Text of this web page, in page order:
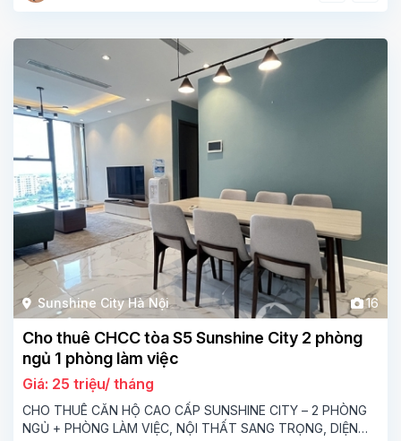
Sunshine City Hà Nội 16
Cho thuê CHCC tòa S5 Sunshine City 2 phòng
ngủ 1 phòng làm việc
Giá: 25 triệu/ tháng
CHO THUÊ CĂN HỘ CAO CẤP SUNSHINE CITY – 2 PHÒNG
NGỦ + PHÒNG LÀM VIỆC, NỘI THẤT SANG TRỌNG, DIỆN